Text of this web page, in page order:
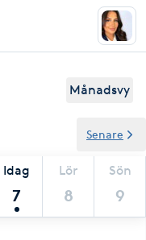
Månadsvy
Idag
7
Lör
8
Sön
9
Senare